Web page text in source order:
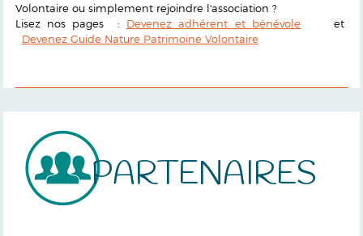
Volontaire ou simplement rejoindre l'association ?
Lisez nos pages : Devenez adhérent et bénévole et
Devenez Guide Nature Patrimoine Volontaire
PARTENAIRES